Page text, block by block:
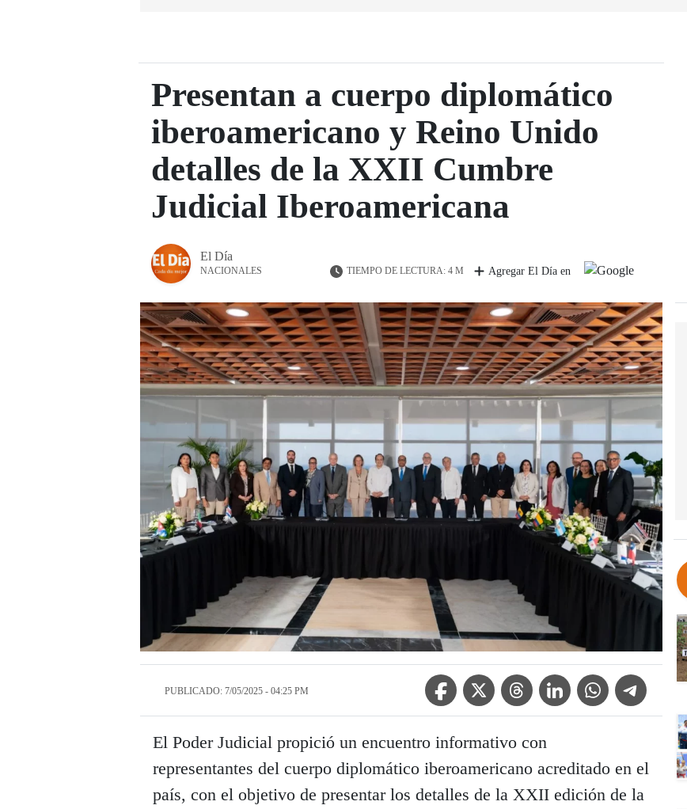
Presentan a cuerpo diplomático
iberoamericano y Reino Unido
detalles de la XXII Cumbre
Judicial Iberoamericana
El Día
NACIONALES TIEMPO DE LECTURA: 4 M Agregar El Día en
PUBLICADO: 7/05/2025 - 04:25 PM
Facebook IconTwitter IconThreads IconLinkedin IconWhatsApp IconTelegram Icon
El Poder Judicial propició un encuentro informativo con
representantes del cuerpo diplomático iberoamericano acreditado en el
país, con el objetivo de presentar los detalles de la XXII edición de la